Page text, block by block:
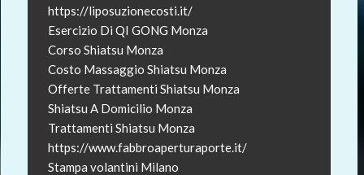
https://liposuzionecosti.it/
Esercizio Di QI GONG Monza
Corso Shiatsu Monza
Costo Massaggio Shiatsu Monza
Offerte Trattamenti Shiatsu Monza
Shiatsu A Domicilio Monza
Trattamenti Shiatsu Monza
https://www.fabbroaperturaporte.it/
Stampa volantini Milano